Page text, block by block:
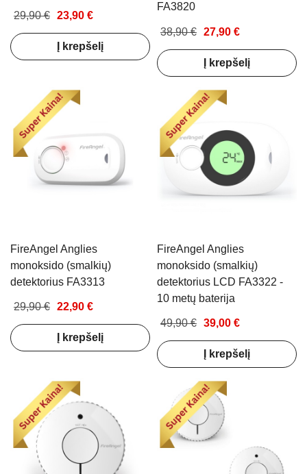
29,90 € 23,90 €
Į krepšelį
FA3820
38,90 € 27,90 €
Į krepšelį
FireAngel Anglies
monoksido (smalkių)
detektorius FA3313
29,90 € 22,90 €
Į krepšelį
FireAngel Anglies
monoksido (smalkių)
detektorius LCD FA3322 -
10 metų baterija
49,90 € 39,00 €
Į krepšelį